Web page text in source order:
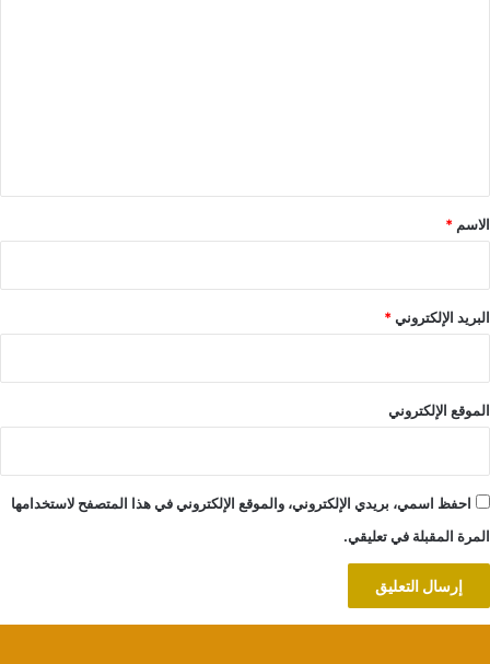
*
الاسم *
البريد الإلكتروني*
الموقع الإلكتروني
احفظ اسمي، بريدي الإلكتروني، والموقع الإلكتروني في هذا المتصفح لاستخدامها
المرة المقبلة في تعليقي.